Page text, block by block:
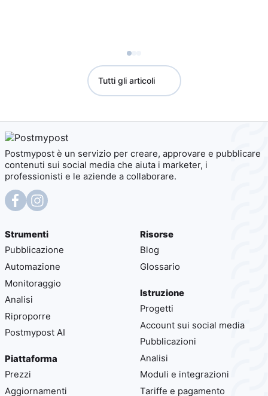
Tutti gli articoli
Postmypost è un servizio per creare, approvare e pubblicare
contenuti sui social media che aiuta i marketer, i
professionisti e le aziende a collaborare.
Strumenti
Pubblicazione
Automazione
Monitoraggio
Analisi
Riproporre
Postmypost AI
Piattaforma
Prezzi
Aggiornamenti
Risorse
Blog
Glossario
Istruzione
Progetti
Account sui social media
Pubblicazioni
Analisi
Moduli e integrazioni
Tariffe e pagamento